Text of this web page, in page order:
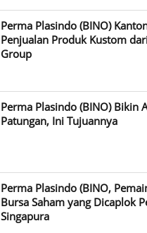
Perma Plasindo (BINO)
Penjualan Produk Kustom
Group
Perma Plasindo (BINO) Bikin
Patungan, Ini Tujuannya
Perma Plasindo (BINO,
Bursa Saham yang Dicaplok
Singapura